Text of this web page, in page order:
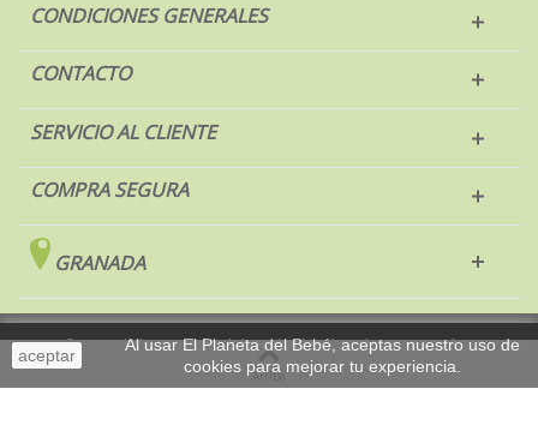
CONDICIONES GENERALES
CONTACTO
SERVICIO AL CLIENTE
COMPRA SEGURA
GRANADA
aceptar
Al usar El Planeta del Bebé, aceptas nuestro uso de
cookies para mejorar tu experiencia.
© 2017 El Planeta del Bebé. Todos los derechos reservados.
Sobremesa
Arriba